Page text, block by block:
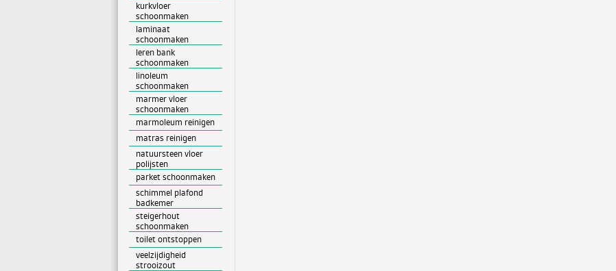
kurkvloer
schoonmaken
laminaat
schoonmaken
leren bank
schoonmaken
linoleum
schoonmaken
marmer vloer
schoonmaken
marmoleum reinigen
matras reinigen
natuursteen vloer
polijsten
parket schoonmaken
schimmel plafond
badkemer
steigerhout
schoonmaken
toilet ontstoppen
veelzijdigheid
strooizout